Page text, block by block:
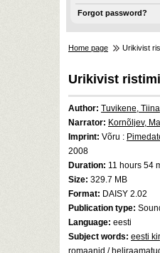
Forgot password?
Home page Urikivist
Urikivist
Author: Tuvikene, Tiina
Narrator: Kornõljev,
Imprint: Võru :
2008
Duration: 11 hours 54
Size: 329.7 MB
Format: DAISY 2.02
Publication type:
Language: eesti
Subject words: eesti
romaanid /